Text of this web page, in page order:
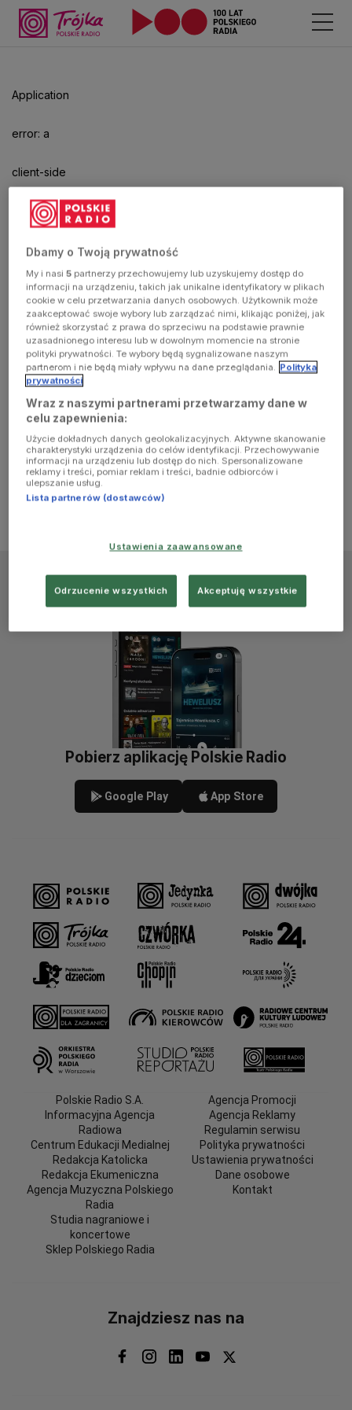
Application
error: a
client-side
exception
has
occurred
(see the
browser
console for
more
information)
aby
odtwarzać.
Pobierz aplikację Polskie Radio
Google Play App Store
Polskie Radio S.A.
Informacyjna Agencja
Radiowa
Centrum Edukacji Medialnej
Redakcja Katolicka
Redakcja Ekumeniczna
Agencja Muzyczna Polskiego
Radia
Studia nagraniowe i
koncertowe
Sklep Polskiego Radia
Agencja Promocji
Agencja Reklamy
Regulamin serwisu
Polityka prywatności
Ustawienia prywatności
Dane osobowe
Kontakt
Znajdziesz nas na
Dbamy o Twoją prywatność
My i nasi5 partnerzy przechowujemy lub uzyskujemy dostęp do
informacji na urządzeniu, takich jak unikalne identyfikatory w plikach
cookie w celu przetwarzania danych osobowych. Użytkownik może
zaakceptować swoje wybory lub zarządzać nimi, klikając poniżej, jak
również skorzystać z prawa do sprzeciwu na podstawie prawnie
uzasadnionego interesu lub w dowolnym momencie na stronie
polityki prywatności. Te wybory będą sygnalizowane naszym
partnerom i nie będą miały wpływu na dane przeglądania. Polityka
prywatności
Wraz z naszymi partnerami przetwarzamy dane w
celu zapewnienia:
Użycie dokładnych danych geolokalizacyjnych. Aktywne skanowanie
charakterystyki urządzenia do celów identyfikacji. Przechowywanie
informacji na urządzeniu lub dostęp do nich. Spersonalizowane
reklamy i treści, pomiar reklam i treści, badnie odbiorców i
ulepszanie usług.
Lista partnerów (dostawców)
Ustawienia zaawansowane
Odrzucenie wszystkich Akceptuję wszystkie